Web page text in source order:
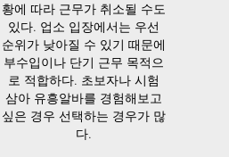
황에 따라 근무가 취소될 수도
있다. 업소 입장에서는 우선
순위가 낮아질 수 있기 때문에
부수입이나 단기 근무 목적으
로 적합하다. 초보자나 시험
삼아 유흥알바를 경험해보고
싶은 경우 선택하는 경우가 많
다.